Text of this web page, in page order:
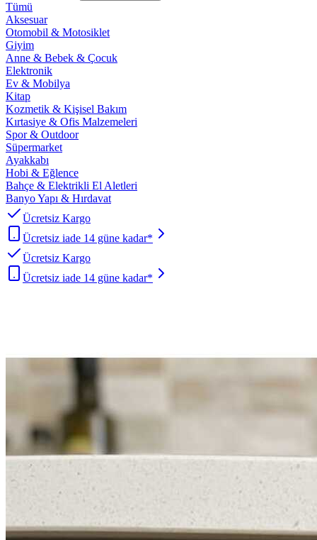
Tümü
Aksesuar
Otomobil & Motosiklet
Giyim
Anne & Bebek & Çocuk
Elektronik
Ev & Mobilya
Kitap
Kozmetik & Kişisel Bakım
Kırtasiye & Ofis Malzemeleri
Spor & Outdoor
Süpermarket
Ayakkabı
Hobi & Eğlence
Bahçe & Elektrikli El Aletleri
Banyo Yapı & Hırdavat
Ücretsiz Kargo
Ücretsiz iade 14 güne kadar*
Ücretsiz Kargo
Ücretsiz iade 14 güne kadar*